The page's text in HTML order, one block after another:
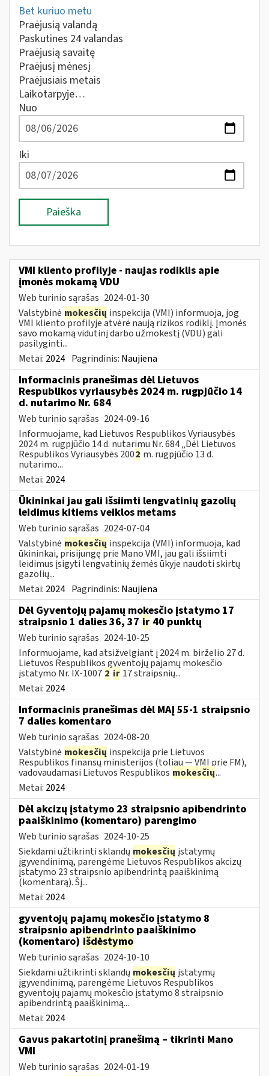
Bet kuriuo metu
Praėjusią valandą
Paskutines 24 valandas
Praėjusią savaitę
Praėjusį mėnesį
Praėjusiais metais
Laikotarpyje…
Nuo
Iki
Paieška
VMI kliento profilyje - naujas rodiklis apie
įmonės mokamą VDU
Web turinio sąrašas 2024-01-30
Valstybinė mokesčių inspekcija (VMI) informuoja, jog
VMI kliento profilyje atvėrė naują rizikos rodiklį. Įmonės
savo mokamą vidutinį darbo užmokestį (VDU) gali
pasilyginti...
Metai: 2024 Pagrindinis: Naujiena
Informacinis pranešimas dėl Lietuvos
Respublikos vyriausybės 2024 m. rugpjūčio 14
d. nutarimo Nr. 684
Web turinio sąrašas 2024-09-16
Informuojame, kad Lietuvos Respublikos Vyriausybės
2024 m. rugpjūčio 14 d. nutarimu Nr. 684 „Dėl Lietuvos
Respublikos Vyriausybės 2002 m. rugpjūčio 13 d.
nutarimo...
Metai: 2024
Ūkininkai jau gali išsiimti lengvatinių gazolių
leidimus kitiems veiklos metams
Web turinio sąrašas 2024-07-04
Valstybinė mokesčių inspekcija (VMI) informuoja, kad
ūkininkai, prisijungę prie Mano VMI, jau gali išsiimti
leidimus įsigyti lengvatinių žemės ūkyje naudoti skirtų
gazolių...
Metai: 2024 Pagrindinis: Naujiena
Dėl Gyventojų pajamų mokesčio įstatymo 17
straipsnio 1 dalies 36, 37 ir 40 punktų
Web turinio sąrašas 2024-10-25
Informuojame, kad atsižvelgiant į 2024 m. birželio 27 d.
Lietuvos Respublikos gyventojų pajamų mokesčio
įstatymo Nr. IX-1007 2 ir 17 straipsnių...
Metai: 2024
Informacinis pranešimas dėl MAĮ 55-1 straipsnio
7 dalies komentaro
Web turinio sąrašas 2024-08-20
Valstybinė mokesčių inspekcija prie Lietuvos
Respublikos finansų ministerijos (toliau — VMI prie FM),
vadovaudamasi Lietuvos Respublikos mokesčių...
Metai: 2024
Dėl akcizų įstatymo 23 straipsnio apibendrinto
paaiškinimo (komentaro) parengimo
Web turinio sąrašas 2024-10-25
Siekdami užtikrinti sklandų mokesčių įstatymų
įgyvendinimą, parengėme Lietuvos Respublikos akcizų
įstatymo 23 straipsnio apibendrintą paaiškinimą
(komentarą). Šį...
Metai: 2024
gyventojų pajamų mokesčio įstatymo 8
straipsnio apibendrinto paaiškinimo
(komentaro) išdėstymo
Web turinio sąrašas 2024-10-10
Siekdami užtikrinti sklandų mokesčių įstatymų
įgyvendinimą, parengėme Lietuvos Respublikos
gyventojų pajamų mokesčio įstatymo 8 straipsnio
apibendrintą paaiškinimą...
Metai: 2024
Gavus pakartotinį pranešimą – tikrinti Mano
VMI
Web turinio sąrašas 2024-01-19